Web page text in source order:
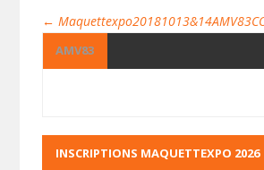
←
AMV83
INSCRIPTIONS MAQUETTEXPO 2026